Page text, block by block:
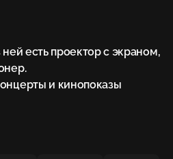
есть проектор с экраном,
и кинопоказы